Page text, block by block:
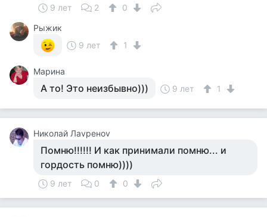
9 лет 2
0
Рыжик
9 лет
1
Марина
А то! Это неизбывно))) 9 лет 1
Николай Лаvреноv
Помню!!!!!! И как принимали помню... и
гордость помню))))
9 лет 0 0